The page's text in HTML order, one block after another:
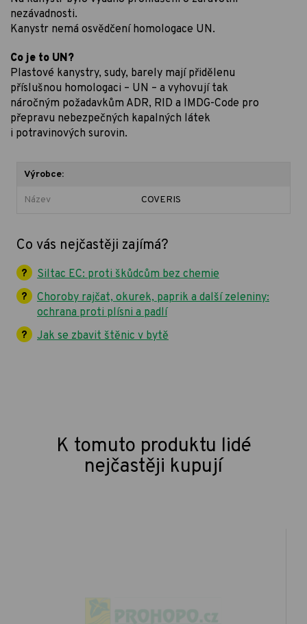
nezávadnosti.
Kanystr nemá osvědčení homologace UN.
Co je to UN?
Plastové kanystry, sudy, barely mají přidělenu
příslušnou homologaci – UN – a vyhovují tak
náročným požadavkům ADR, RID a IMDG-Code pro
přepravu nebezpečných kapalných látek
i potravinových surovin.
Výrobce:
Název COVERIS
Co vás nejčastěji zajímá?
Siltac EC: proti škůdcům bez chemie
Choroby rajčat, okurek, paprik a další zeleniny:
ochrana proti plísni a padlí
Jak se zbavit štěnic v bytě
K tomuto produktu lidé
nejčastěji kupují